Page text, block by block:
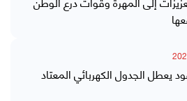
يعطل الجدول الكهربائي المعتاد